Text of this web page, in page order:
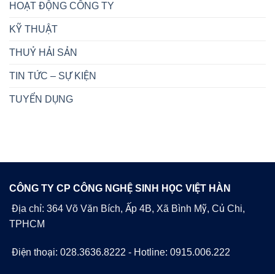
HOẠT ĐỘNG CÔNG TY
KỸ THUẬT
THUỶ HẢI SẢN
TIN TỨC – SỰ KIỆN
TUYỂN DỤNG
CÔNG TY CP CÔNG NGHỆ SINH HỌC VIỆT HÀN
Địa chỉ: 364 Võ Văn Bích, Ấp 4B, Xã Bình Mỹ, Củ Chi,
TPHCM
Điện thoại: 028.3636.8222 - Hotline: 0915.006.222